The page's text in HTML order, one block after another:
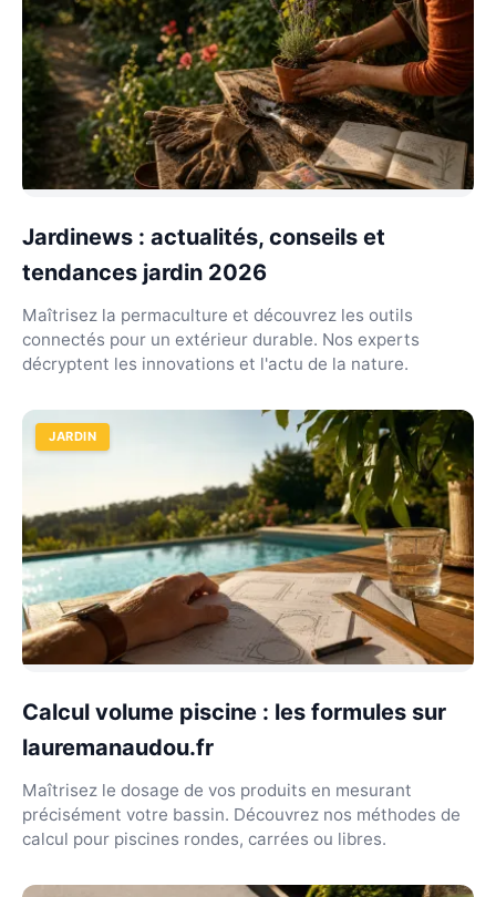
Jardinews : actualités, conseils et
tendances jardin 2026
Maîtrisez la permaculture et découvrez les outils
connectés pour un extérieur durable. Nos experts
décryptent les innovations et l'actu de la nature.
JARDIN
Calcul volume piscine : les formules sur
lauremanaudou.fr
Maîtrisez le dosage de vos produits en mesurant
précisément votre bassin. Découvrez nos méthodes de
calcul pour piscines rondes, carrées ou libres.